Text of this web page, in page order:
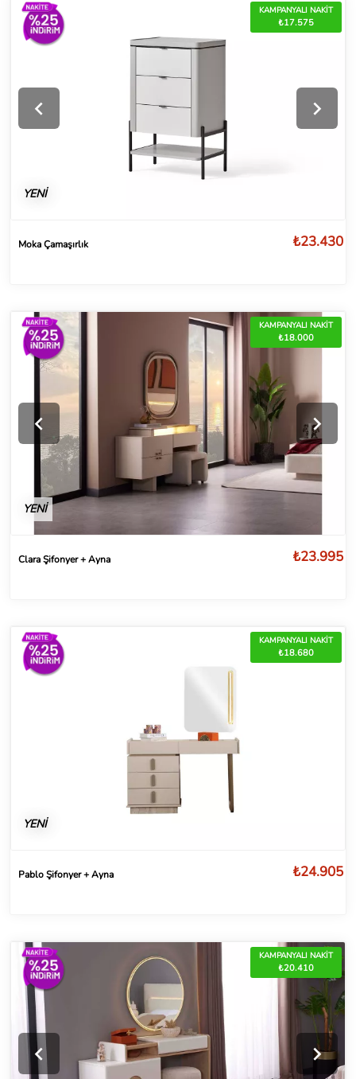
KAMPANYALI NAKİT
₺17.575
YENİ
Moka Çamaşırlık ₺23.430
KAMPANYALI NAKİT
₺18.000
YENİ
Clara Şifonyer + Ayna ₺23.995
KAMPANYALI NAKİT
₺18.680
YENİ
Pablo Şifonyer + Ayna ₺24.905
KAMPANYALI NAKİT
₺20.410